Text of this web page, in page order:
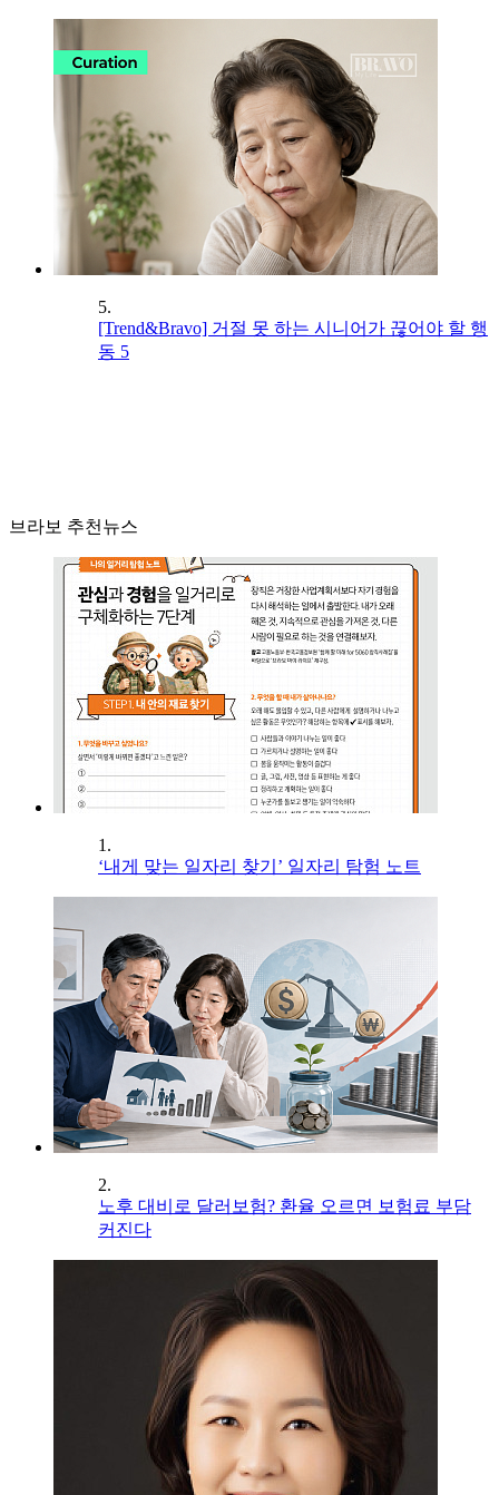
5.
[Trend&Bravo] 거절 못 하는 시니어가 끊어야 할 행
동 5
브라보 추천뉴스
1.
‘내게 맞는 일자리 찾기’ 일자리 탐험 노트
2.
노후 대비로 달러보험? 환율 오르면 보험료 부담
커진다